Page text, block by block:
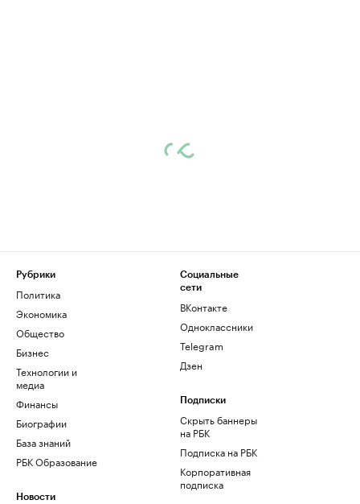
Рубрики
Политика
Экономика
Общество
Бизнес
Технологии и
медиа
Финансы
Биографии
База знаний
РБК Образование
Новости
Социальные
сети
ВКонтакте
Одноклассники
Telegram
Дзен
Подписки
Скрыть баннеры
на РБК
Подписка на РБК
Корпоративная
подписка